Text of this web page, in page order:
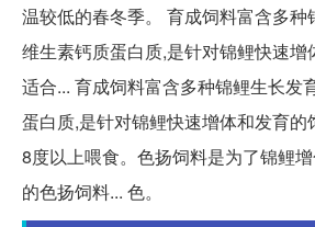
温较低的春冬季。 育成饲料富含多种
维生素钙质蛋白质,是针对锦鲤快速
适合... 育成饲料富含多种锦鲤生长发
蛋白质,是针对锦鲤快速增体和发育的
8度以上喂食。色扬饲料是为了锦鲤
的色扬饲料... 色。